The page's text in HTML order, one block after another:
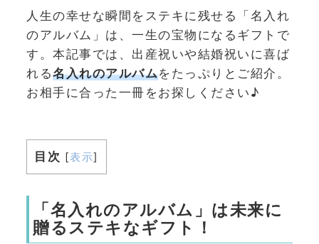
人生の幸せな瞬間をステキに残せる「名入れ
のアルバム」は、一生の宝物になるギフトで
す。本記事では、出産祝いや結婚祝いに喜ば
れる名入れのアルバムをたっぷりとご紹介。
お相手に合った一冊をお探しください♪
目次 [表示]
「名入れのアルバム」は未来に
贈るステキなギフト！